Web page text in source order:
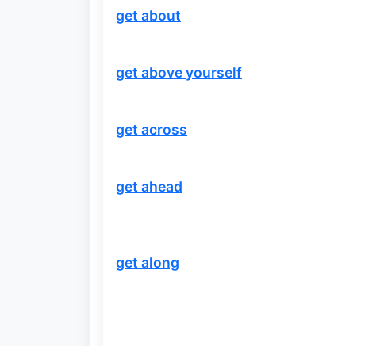
get about
get above yourself
get across
get ahead
get along